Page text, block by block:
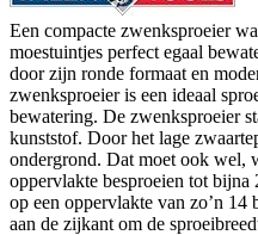
Een compacte zwenksproeier
moestuintjes perfect egaal
door zijn ronde formaat en
zwenksproeier is een ideaal
bewatering. De zwenksproeier
kunststof. Door het lage
ondergrond. Dat moet ook wel,
oppervlakte besproeien tot
op een oppervlakte van zo’n 14
aan de zijkant om de